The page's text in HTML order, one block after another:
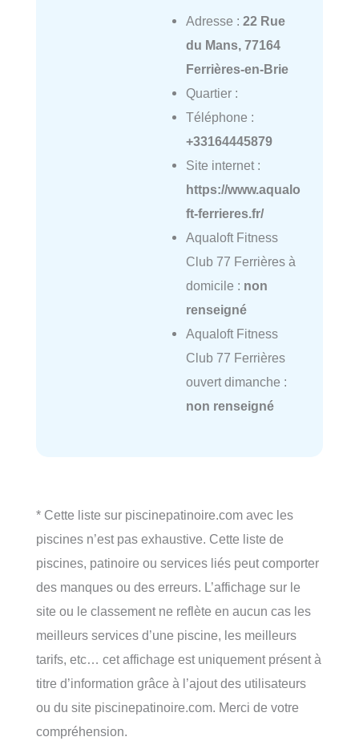
Adresse : 22 Rue
du Mans, 77164
Ferrières-en-Brie
Quartier :
Téléphone :
+33164445879
Site internet :
https://www.aqualo
ft-ferrieres.fr/
Aqualoft Fitness
Club 77 Ferrières à
domicile : non
renseigné
Aqualoft Fitness
Club 77 Ferrières
ouvert dimanche :
non renseigné
* Cette liste sur piscinepatinoire.com avec les
piscines n’est pas exhaustive. Cette liste de
piscines, patinoire ou services liés peut comporter
des manques ou des erreurs. L’affichage sur le
site ou le classement ne reflète en aucun cas les
meilleurs services d’une piscine, les meilleurs
tarifs, etc… cet affichage est uniquement présent à
titre d’information grâce à l’ajout des utilisateurs
ou du site piscinepatinoire.com. Merci de votre
compréhension.